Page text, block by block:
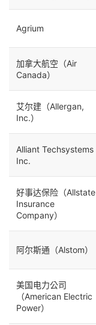
Agrium
加拿大航空（Air
Canada）
艾尔建（Allergan,
Inc.）
Alliant Techsystems
Inc.
好事达保险（Allstate
Insurance
Company）
阿尔斯通（Alstom）
美国电力公司
（American Electric
Power）